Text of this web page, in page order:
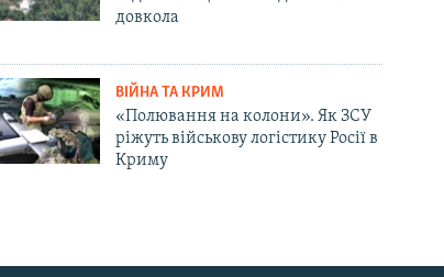
довкола
ВІЙНА ТА КРИМ
«Полювання на колони». Як ЗСУ
ріжуть військову логістику Росії в
Криму